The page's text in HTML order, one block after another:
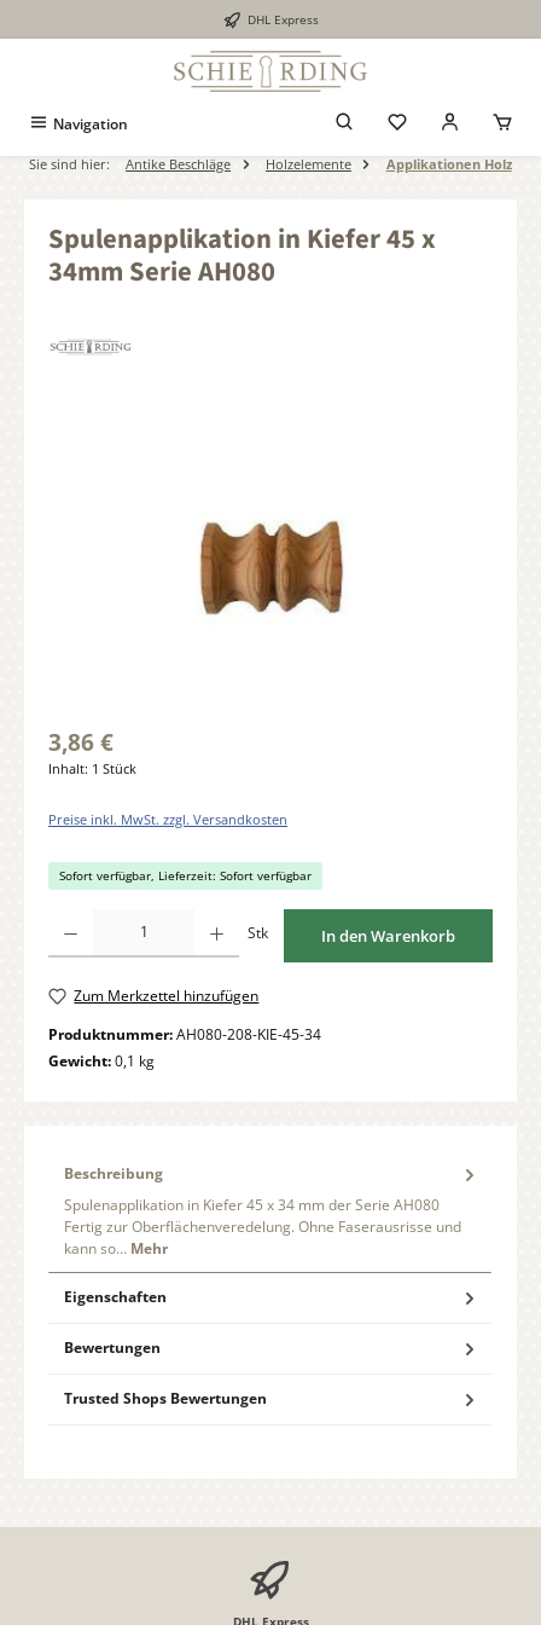
DHL Express
Navigation
Sie sind hier: Antike Beschläge Holzelemente Applikationen Holz
Spulenapplikation in Kiefer 45 x
34mm Serie AH080
3,86 €
Inhalt: 1 Stück
Preise inkl. MwSt. zzgl. Versandkosten
Sofort verfügbar, Lieferzeit: Sofort verfügbar
Stk In den Warenkorb
Zum Merkzettel hinzufügen
Produktnummer:AH080-208-KIE-45-34
Gewicht:0,1 kg
Beschreibung
Spulenapplikation in Kiefer 45 x 34 mm der Serie AH080
Fertig zur Oberflächenveredelung. Ohne Faserausrisse und
kann so… Mehr
Eigenschaften
Bewertungen
Trusted Shops Bewertungen
DHL Express